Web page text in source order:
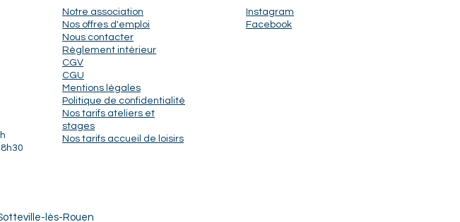
Notre association
Nos offres d'emploi
Nous contacter
Règlement intérieur
CGV
CGU
Mentions légales
Politique de confidentialité
Nos tarifs ateliers et
stages
Nos tarifs accueil de loisirs
Instagram
Facebook
lès-Rouen